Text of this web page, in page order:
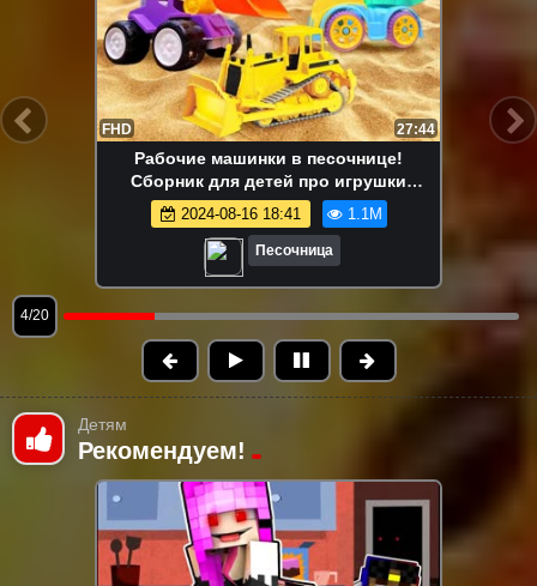
FHD 13:58
Маша Капуки Кануки и игрушки в
песочнице — Развивающее видео для
самых маленьких
2024-08-16 18:41 1.1M
Песочница
5/20
Детям
Рекомендуем!